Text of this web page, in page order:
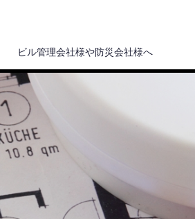
ビル管理会社様や防災会社様へ